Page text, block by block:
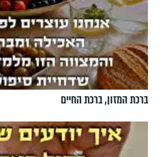
ברכת המזון, ברכת החיים